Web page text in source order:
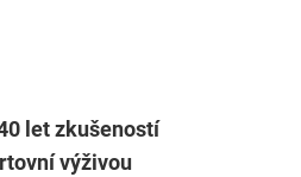
let zkušeností
výživou